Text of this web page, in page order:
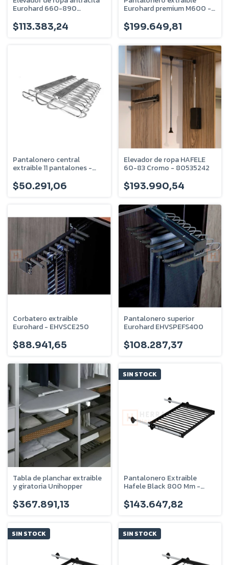
Eurohard 660-890
$113.383,24
Eurohard premium M600 -
$199.649,81
Pantalonero central
extraible 11 pantalones -
$50.291,06
Elevador de ropa HAFELE
60-83 Cromo - 80535242
$193.990,54
Corbatero extraible
Eurohard - EHVSCE250
$88.941,65
Pantalonero superior
Eurohard EHVSPEFS400
$108.287,37
Tabla de planchar extraible
y giratoria Unihopper
$367.891,13
SIN STOCK
Pantalonero Extraible
Hafele Black 800 Mm -
$143.647,82
SIN STOCK SIN STOCK